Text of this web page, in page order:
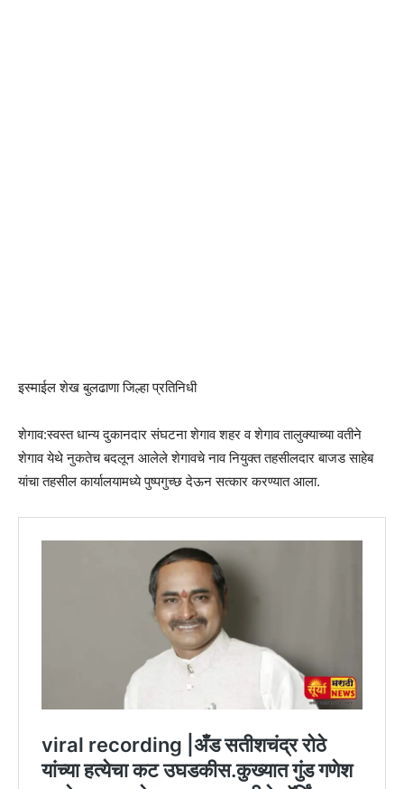
इस्माईल शेख बुलढाणा जिल्हा प्रतिनिधी
शेगाव:स्वस्त धान्य दुकानदार संघटना शेगाव शहर व शेगाव तालुक्याच्या वतीने
शेगाव येथे नुकतेच बदलून आलेले शेगावचे नाव नियुक्त तहसीलदार बाजड साहेब
यांचा तहसील कार्यालयामध्ये पुष्पगुच्छ देऊन सत्कार करण्यात आला.